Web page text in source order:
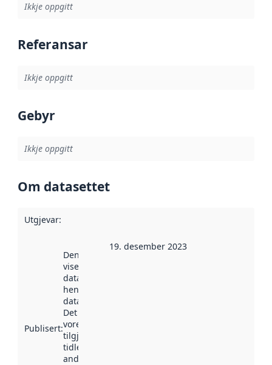
Ikkje oppgitt
Referansar
Ikkje oppgitt
Gebyr
Ikkje oppgitt
Om datasettet
Utgjevar:
Publisert:
Denne datoen
viser når
datasettet vart
henta inn av
data.norge.no.
Det kan ha
vore
tilgjengeleg
tidlegare
andre stader.
19. desember 2023